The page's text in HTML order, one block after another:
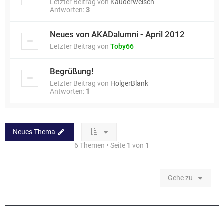
Letzter Beitrag von Kauderwelsch
Antworten:3
Neues von AKADalumni - April 2012
Letzter Beitrag von Toby66
Begrüßung!
Letzter Beitrag von HolgerBlank
Antworten: 1
Neues Thema
6 Themen • Seite 1 von 1
Gehe zu